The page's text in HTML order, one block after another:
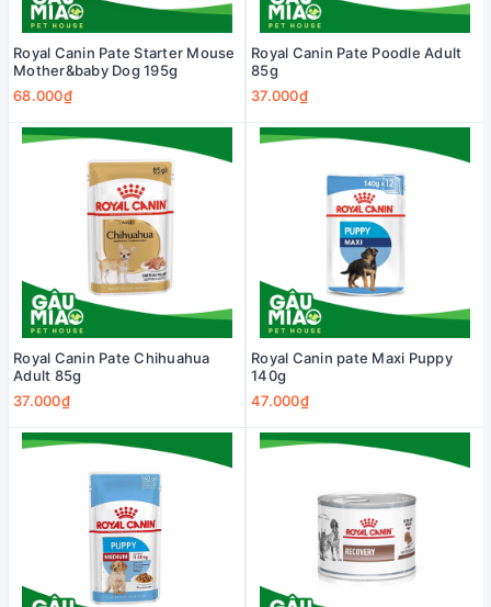
Royal Canin Pate Starter Mouse
Mother&baby Dog 195g
68.000₫
Royal Canin Pate Poodle Adult
85g
37.000₫
Royal Canin Pate Chihuahua
Adult 85g
37.000₫
Royal Canin pate Maxi Puppy
140g
47.000₫